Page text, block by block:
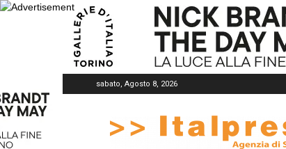
sabato, Agosto 8, 2026